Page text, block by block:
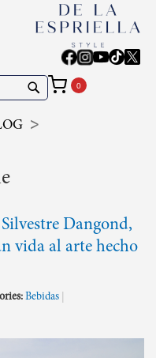
Dangond,
vida al arte hecho
Bebidas